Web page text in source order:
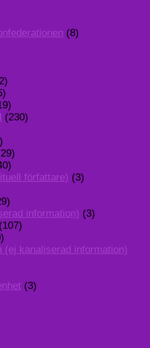
(8)
(230)
författare) (3)
information) (3)
(107)
(ej kanaliserad information)
(3)